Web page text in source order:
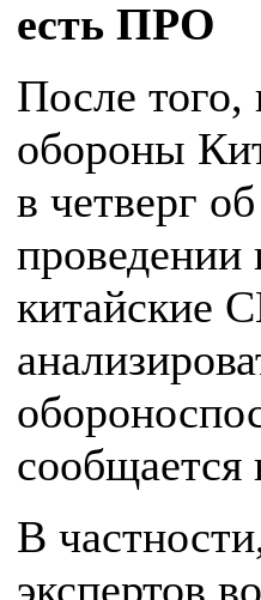
есть ПРО
После того,
обороны
в четверг
китайские
сообщается
В
экспертов